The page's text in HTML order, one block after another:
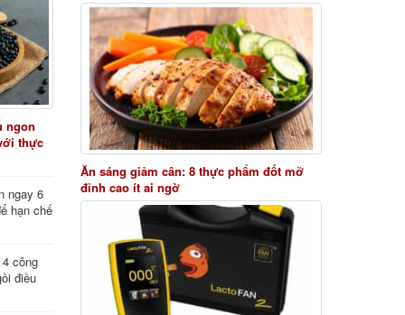
ngon
thực
ngay 6
hạn chế
công
điều
Ăn sáng giảm cân: 8 thực phẩm đốt mỡ
đỉnh cao ít ai ngờ